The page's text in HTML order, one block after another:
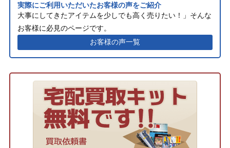
実際にご利用いただいたお客様の声をご紹介
大事にしてきたアイテムを少しでも高く売りたい！」そんな
お客様に必見のページです。
お客様の声一覧